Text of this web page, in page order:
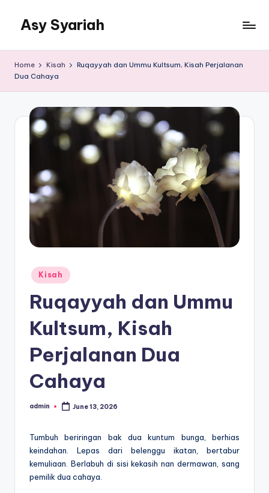
content
Asy Syariah
Ilmu
Home Kisah
Ruqayyah dan Ummu Kultsum, Kisah Perjalanan
Dua Cahaya
Posted
in
Kisah
Ruqayyah dan Ummu
Kultsum, Kisah
Perjalanan Dua
Cahaya
Posted
admin June 13, 2026
Tumbuh beriringan bak dua kuntum bunga, berhias
keindahan. Lepas dari belenggu ikatan, bertabur
kemuliaan. Berlabuh di sisi kekasih nan dermawan, sang
pemilik dua cahaya.